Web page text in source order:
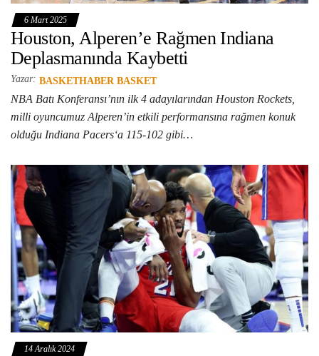
6 Mart 2025
Houston, Alperen’e Rağmen Indiana
Deplasmanında Kaybetti
Yazar: BASKETHABER BASKET
NBA Batı Konferansı’nın ilk 4 adayılarından Houston Rockets,
milli oyuncumuz Alperen’in etkili performansına rağmen konuk
olduğu Indiana Pacers‘a 115-102 gibi…
14 Aralık 2024